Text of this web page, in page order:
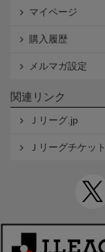
マイページ
購入履歴
メルマガ設定
関連リンク
Ｊリーグ.jp
Ｊリーグチケット